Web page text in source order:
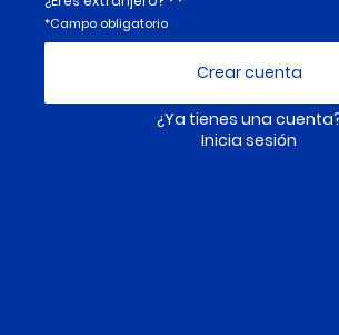
Tipo de documento*
*Campo obligatorio
¿Ya tienes una
Inicia sesión